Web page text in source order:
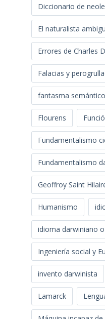
Diccionario de
El naturalista
Errores de Charles
Falacias y
fantasma semántico
Flourens
Fundamentalismo
Fundamentalismo
Geoffroy Saint
Humanismo
idioma darwiniano
Ingeniería social y
invento darwinista
Lamarck